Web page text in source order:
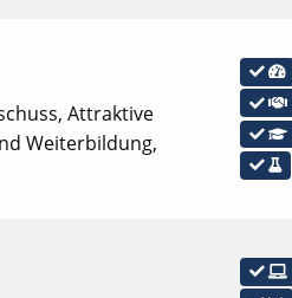
Attraktive
Weiterbildung,